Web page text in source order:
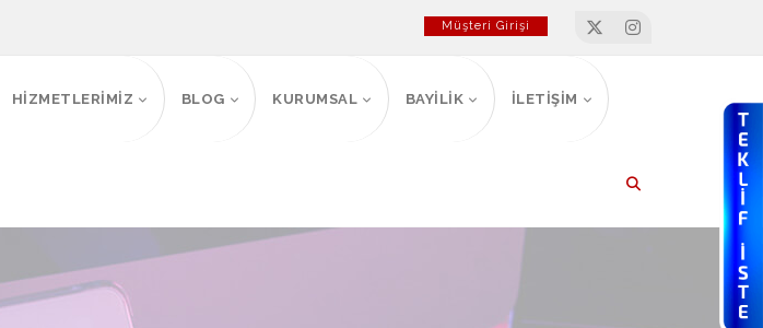
Müşteri Girişi
HİZMETLERİMİZ BLOG KURUMSAL BAYİLİK İLETİŞİM